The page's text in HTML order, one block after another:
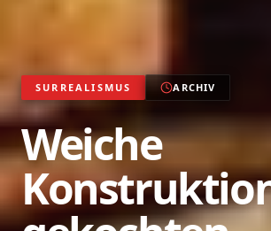
SURREALISMUS ARCHIV
Weiche